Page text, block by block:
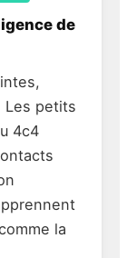
de
Les petits
4c4
la